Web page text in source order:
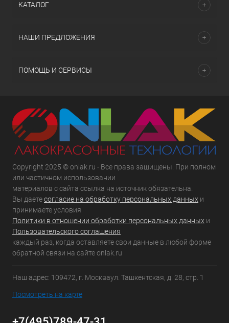
КАТАЛОГ
НАШИ ПРЕДЛОЖЕНИЯ
ПОМОЩЬ И СЕРВИСЫ
Copyright 2025 © onlak.ru - Все права защищены. При полном
или частичном использовании
материалов с сайта ссылка на источник обязательна.
Вы даетесогласие на обработку персональных данных и
принимаете условия
Политики в отношении обработки персональных данных и
Пользовательского соглашения
каждый раз, когда оставляете свои данные в любой форме
обратной связи на сайте onlak.ru
Наш адрес: 109472, г. Москваул. Ташкентская, д. 28, стр. 1
Посмотреть на карте